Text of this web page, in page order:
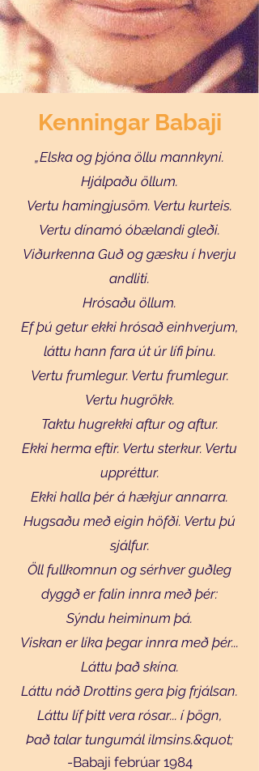
Kenningar Babaji
„Elska og þjóna öllu mannkyni.
Hjálpaðu öllum.
Vertu hamingjusöm. Vertu kurteis.
Vertu dínamó óbælandi gleði.
Viðurkenna Guð og gæsku í hverju
andliti.
Hrósaðu öllum.
Ef þú getur ekki hrósað einhverjum,
láttu hann fara út úr lífi þínu.
Vertu frumlegur. Vertu frumlegur.
Vertu hugrökk.
Taktu hugrekki aftur og aftur.
Ekki herma eftir. Vertu sterkur. Vertu
uppréttur.
Ekki halla þér á hækjur annarra.
Hugsaðu með eigin höfði. Vertu þú
sjálfur.
Öll fullkomnun og sérhver guðleg
dyggð er falin innra með þér:
Sýndu heiminum þá.
Viskan er líka þegar innra með þér...
Láttu það skína.
Láttu náð Drottins gera þig frjálsan.
Láttu líf þitt vera rósar... í þögn,
Það talar tungumál ilmsins.&quot;
-Babaji febrúar 1984